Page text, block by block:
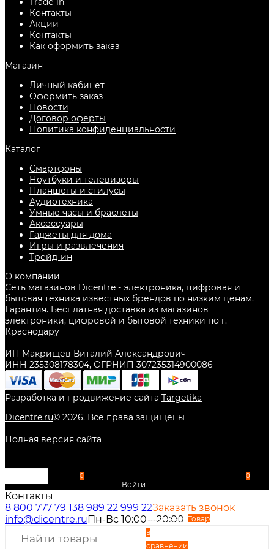
Контакты
Акции
Контакты
Как оформить заказ
Магазин
Личный кабинет
Оформить заказ
Новости
Договор оферты
Политика конфиденциальности
Каталог
Смартфоны
Ноутбуки и телевизоры
Планшеты и стилусы
Аудиотехника
Умные часы и браслеты
Аксессуары
Гаджеты для дома
Игры и развлечения
Трейд-ин
О компании
Сеть магазинов Dicentre - электроника, цифровая и
бытовая техника известных брендов по низким ценам.
Гарантия. Бесплатная доставка из магазинов
электроники, цифровой и бытовой техники по г.
Краснодару
ИП Макрищев Виталий Александрович
ИНН 235308178304, ОГРНИП 307235314900086
Разработка и продвижение сайта Targetika
Dicentre.ru© 2026. Все права защищены
Полная версия сайта
0
Войти
Избранное
Сравнение Товар
в
сравнении
0
Контакты
8 800 777 79 138 989 22 999 22Заказать звонок
info@dicentre.ru Пн-Вс 10:00—20:00